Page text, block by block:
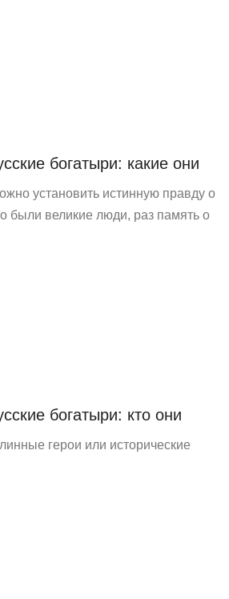
богатыри: какие они
установить истинную правду о
были великие люди, раз память о
богатыри: кто они
герои или исторические